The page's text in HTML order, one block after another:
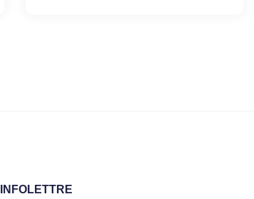
INFOLETTRE